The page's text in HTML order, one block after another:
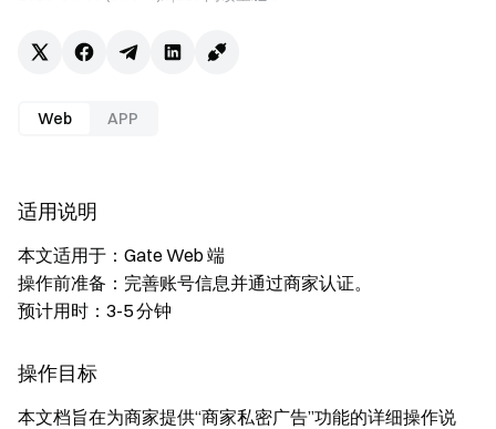
Web APP
适用说明
本文适用于：Gate Web 端
操作前准备：完善账号信息并通过商家认证。
预计用时：3-5 分钟
操作目标
本文档旨在为商家提供“商家私密广告”功能的详细操作说